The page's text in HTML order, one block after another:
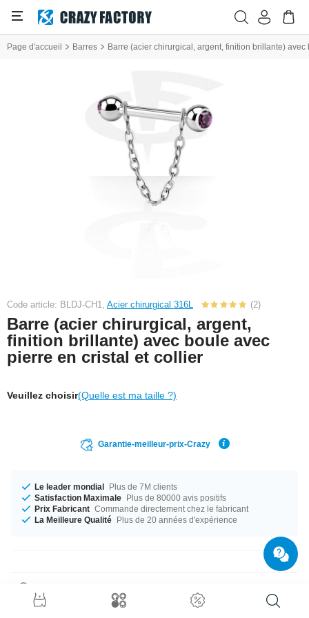
Page d'accueil Barres Barre (acier chirurgical, argent, finition brillante)
Code article: BLDJ-CH1, Acier chirurgical 316L (2)
Barre (acier chirurgical, argent,
finition brillante) avec boule avec
pierre en cristal et collier
Veuillez choisir(Quelle est ma taille ?)
Garantie-meilleur-prix-Crazy
Le leader mondial Plus de 7M clients
Satisfaction Maximale Plus de 80000 avis positifs
Prix Fabricant Commande directement chez le fabricant
La Meilleure Qualité Plus de 20 années d'expérience
Calibres 1.2 mm et 1.6 mm en stock. Le parfait compagnon pour toutes